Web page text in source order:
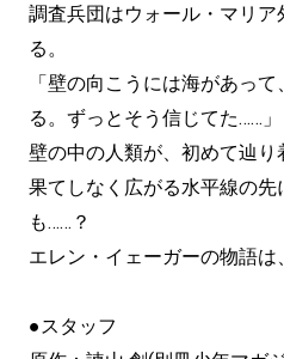
調査兵団はウォール・マリ
る。
「壁の向こうには海があっ
る。ずっとそう信じてた……」
壁の中の人類が、初めて辿り
果てしなく広がる水平線の
も……？
エレン・イェーガーの物語は
●スタッフ